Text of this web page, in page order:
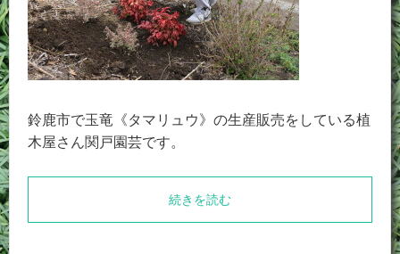
鈴鹿市で玉竜《タマリュウ》の生産販売をしている植
木屋さん関戸園芸です。
続きを読む